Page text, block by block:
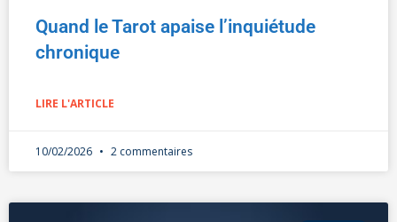
Quand le Tarot apaise l’inquiétude
chronique
LIRE L'ARTICLE
10/02/2026 2 commentaires